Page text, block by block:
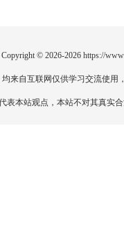
Copyright © 2026-2026 https://
来自互联网仅供学习交流使
本站观点，本站不对其真实